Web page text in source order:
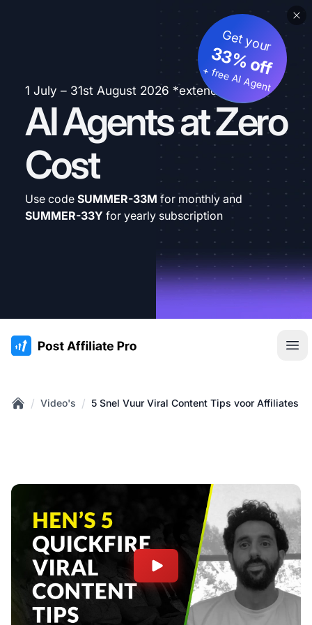
1 July – 31st August 2026 *extended
AI Agents at Zero
Cost
Get your
33% off
+ free AI Agent
Use code SUMMER-33M for monthly and
SUMMER-33Y for yearly subscription
:site.title
/ Video's / 5 Snel Vuur Viral Content Tips voor Affiliates